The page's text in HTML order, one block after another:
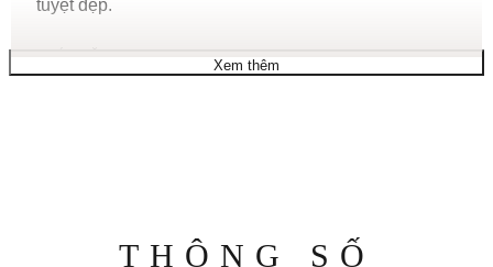
tuyệt đẹp.
CHỨC NĂNG
Xem thêm
THÔNG SỐ